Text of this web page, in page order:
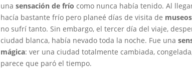
una sensación de frío como nunca había tenido. Al
hacía bastante frío pero planeé días de visita de museos
no sufrí tanto. Sin embargo, el tercer día del viaje,
ciudad blanca, había nevado toda la noche. Fue una
mágica: ver una ciudad totalmente cambiada,
parece que paró el tiempo.